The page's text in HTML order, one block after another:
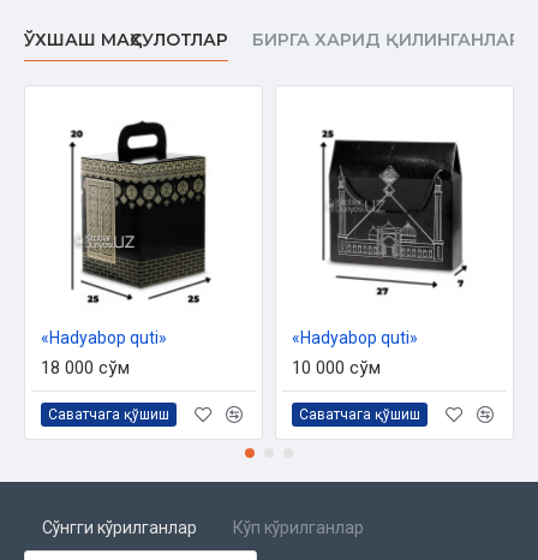
ЎХШАШ МАҲСУЛОТЛАР БИРГА ХАРИД ҚИЛИНГАНЛАР
«Hadyabop quti»
18 000 сўм
Саватчага қўшиш
«Hadyabop quti»
10 000 сўм
Саватчага қўшиш
Сўнгги кўрилганлар Кўп кўрилганлар